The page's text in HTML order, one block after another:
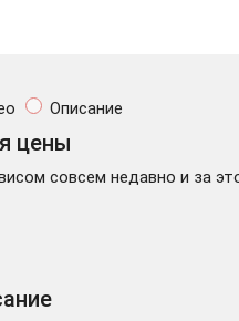
Описание
цены
совсем недавно и за